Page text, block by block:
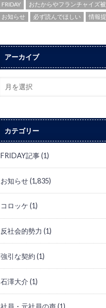
FRIDAY
おたからやフランチャイズ
お知らせ
必ず読んでほしい 情報
アーカイブ
カテゴリー
FRIDAY記事(1)
お知らせ(1,835)
コロッケ(1)
反社会的勢力(1)
強引な契約(1)
石澤大介(1)